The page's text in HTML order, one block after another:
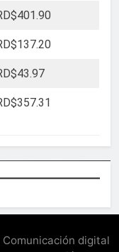
digital